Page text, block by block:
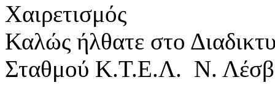
Χαιρετισμός
Καλώς ήλθατε στο
Σταθμού Κ.Τ.Ε.Λ. Ν.